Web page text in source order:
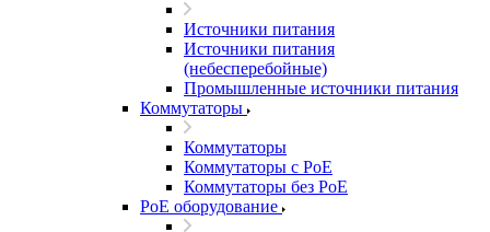
Источники питания
Источники питания
(небесперебойные)
Промышленные источники питания
Коммутаторы
Коммутаторы
Коммутаторы с PoE
Коммутаторы без PoE
PoE оборудование